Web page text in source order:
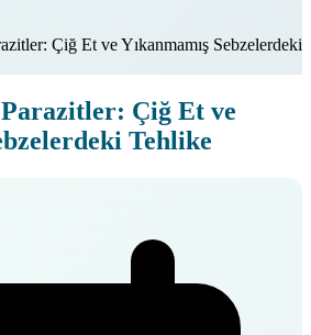
Çiğ Et ve Yıkanmamış Sebzelerdeki
Parazitler: Çiğ Et ve
Tehlike